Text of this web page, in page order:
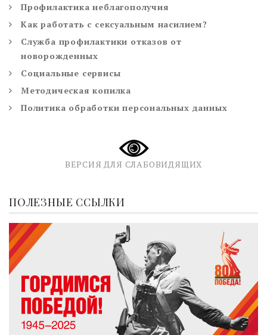
Профилактика неблагополучия
Как работать с сексуальным насилием?
Служба профилактики отказов от
новорожденных
Социальные сервисы
Методическая копилка
Политика обработки персональных данных
ВЕРСИЯ ДЛЯ СЛАБОВИДЯЩИХ
ПОЛЕЗНЫЕ ССЫЛКИ